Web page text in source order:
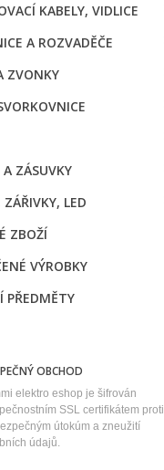
KABELY, VIDLICE
A ROZVADĚČE
ZVONKY
A ZÁSUVKY
LED
ZBOŽÍ
VÝROBKY
PŘEDMĚTY
OBCHOD
elektro eshop je šifrován
SSL certifikátem proti
útokúm a zneužití
údajů.